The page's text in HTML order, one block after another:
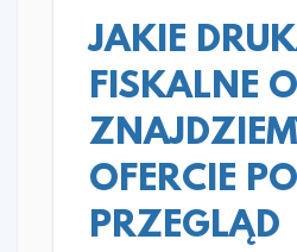
JAKIE
FISKALNE
OFERCIE
PRZEGLĄD